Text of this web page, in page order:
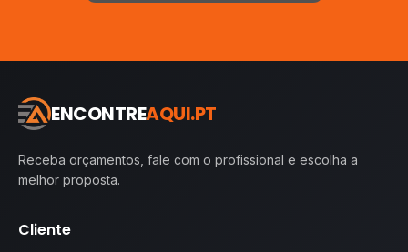
ENCONTREAQUI.PT
Receba orçamentos, fale com o profissional e escolha a
melhor proposta.
Cliente